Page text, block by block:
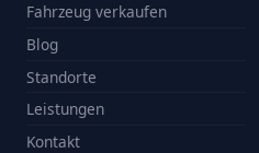
Fahrzeug verkaufen
Blog
Standorte
Leistungen
Kontakt